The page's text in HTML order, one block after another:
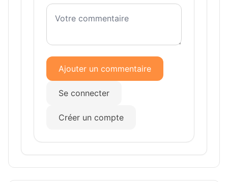
Ajouter un commentaire
Se connecter
Créer un compte